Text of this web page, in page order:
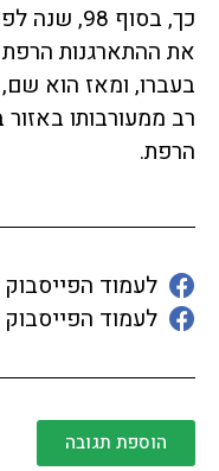
כך, בסוף
את ההתארגנות
בעברו, ומאז הוא
רב ממעורבותו
הרפת.
לעמוד
לעמוד
הוספת תגובה